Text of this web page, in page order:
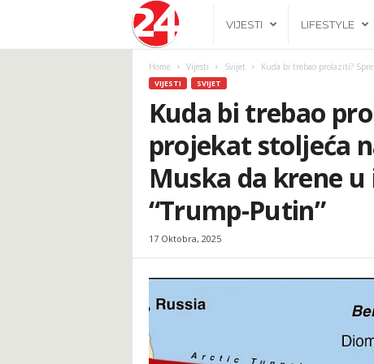
b
a
VIJESTI LIFESTYLE
Home Vijesti Svijet Kuda bi trebao prolaziti?
VIJESTI SVIJET
Kuda bi trebao
projekat stoljeća
Muska da krene
“Trump-Putin”
17 Oktobra, 2025